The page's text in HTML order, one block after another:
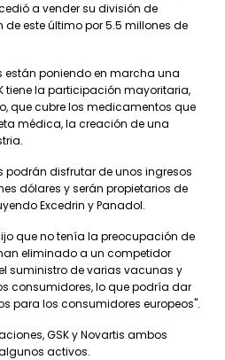
a vender su división de
este último por 5.5 millones de
están poniendo en marcha una
tiene la participación mayoritaria,
que cubre los medicamentos que
médica, la creación de una
disfrutar de unos ingresos
dólares y serán propietarios de
Excedrin y Panadol.
que no tenía la preocupación de
eliminado a un competidor
suministro de varias vacunas y
consumidores, lo que podría dar
para los consumidores europeos".
GSK y Novartis ambos
activos.